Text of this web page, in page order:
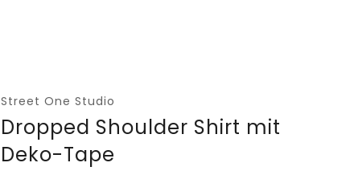
Street One Studio
Dropped Shoulder Shirt mit
Deko-Tape